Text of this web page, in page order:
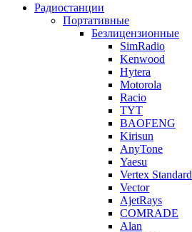
Радиостанции
Портативные
Безлицензионные
SimRadio
Kenwood
Hytera
Motorola
Racio
TYT
BAOFENG
Kirisun
AnyTone
Yaesu
Vertex Standard
Vector
AjetRays
COMRADE
Alan